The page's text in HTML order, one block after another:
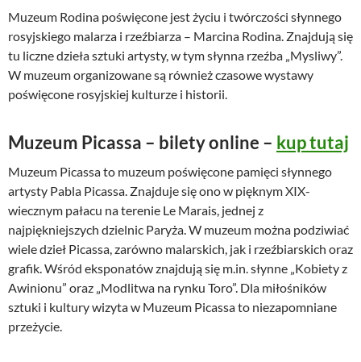
Muzeum Rodina poświęcone jest życiu i twórczości słynnego
rosyjskiego malarza i rzeźbiarza – Marcina Rodina. Znajdują się
tu liczne dzieła sztuki artysty, w tym słynna rzeźba „Mysliwy”.
W muzeum organizowane są również czasowe wystawy
poświęcone rosyjskiej kulturze i historii.
Muzeum Picassa – bilety online – kup tutaj
Muzeum Picassa to muzeum poświęcone pamięci słynnego
artysty Pabla Picassa. Znajduje się ono w pięknym XIX-
wiecznym pałacu na terenie Le Marais, jednej z
najpiękniejszych dzielnic Paryża. W muzeum można podziwiać
wiele dzieł Picassa, zarówno malarskich, jak i rzeźbiarskich oraz
grafik. Wśród eksponatów znajdują się m.in. słynne „Kobiety z
Awinionu” oraz „Modlitwa na rynku Toro”. Dla miłośników
sztuki i kultury wizyta w Muzeum Picassa to niezapomniane
przeżycie.